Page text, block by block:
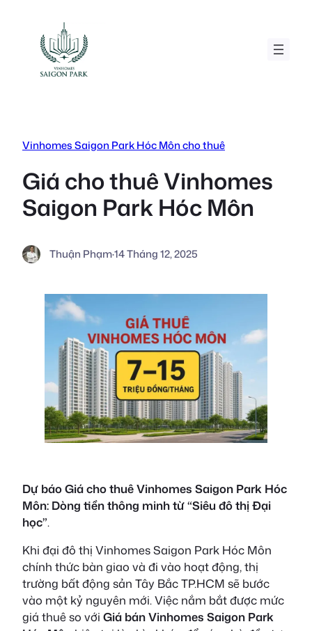
Vinhomes Saigon Park Hóc Môn cho thuê
Giá cho thuê Vinhomes
Saigon Park Hóc Môn
Thuận Phạm·14 Tháng 12, 2025
Dự báo Giá cho thuê Vinhomes Saigon Park Hóc
Môn: Dòng tiền thông minh từ “Siêu đô thị Đại
học”.
Khi đại đô thị Vinhomes Saigon Park Hóc Môn
chính thức bàn giao và đi vào hoạt động, thị
trường bất động sản Tây Bắc TP.HCM sẽ bước
vào một kỷ nguyên mới. Việc nắm bắt được mức
giá thuê so với Giá bán Vinhomes Saigon Park